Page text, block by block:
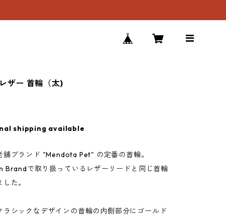
ザー 首輪（太)
shipping available
舗ブランド "Mendota Pet" の定番の首輪。
Brandで取り扱っているレザーリードと同じ首輪
た。
ラシックなデザインの首輪の内側部分にゴールド